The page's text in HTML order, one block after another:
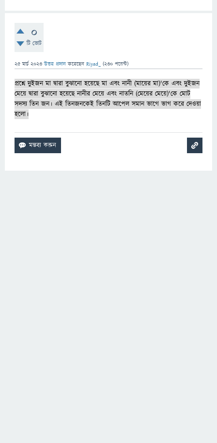
0
টি ভোট
25 মার্চ 2023 উত্তর প্রদান করেছেন Riyad_ (230 পয়েন্ট)
প্রশ্নে দুইজন মা দ্বারা বুঝানো হয়েছে মা এবং নানী (মায়ের মা)'কে এবং দুইজন
মেয়ে দ্বারা বুঝানো হয়েছে নানীর মেয়ে এবং নাতনি (মেয়ের মেয়ে)'কে মোট
সদস্য তিন জন। এই তিনজনকেই তিনটি আপেল সমান ভাগে ভাগ করে দেওয়া
হলো।